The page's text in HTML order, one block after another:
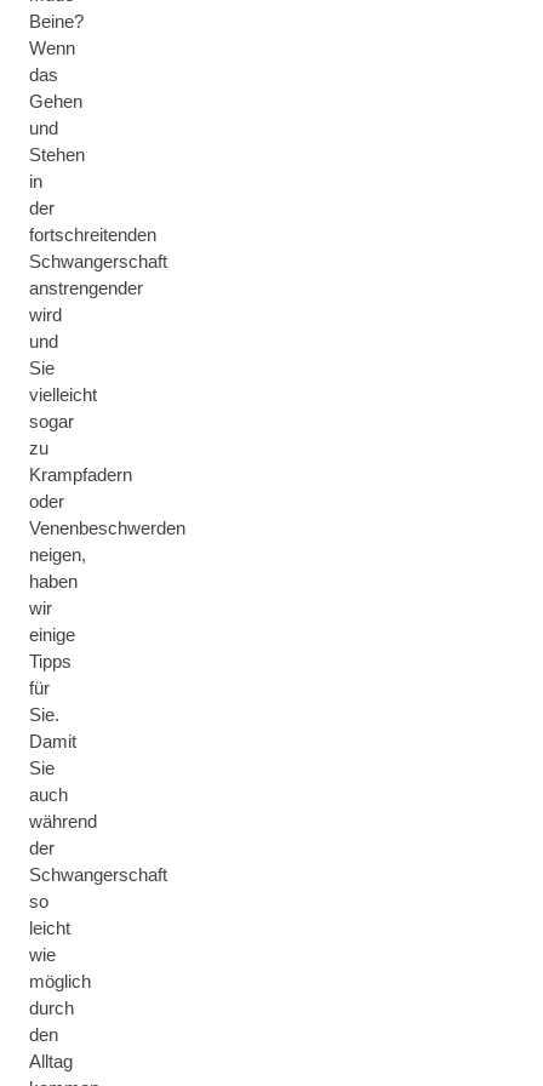
Beine?
Wenn
das
Gehen
und
Stehen
in
der
fortschreitenden
Schwangerschaft
anstrengender
wird
und
Sie
vielleicht
sogar
zu
Krampfadern
oder
Venenbeschwerden
neigen,
haben
wir
einige
Tipps
für
Sie.
Damit
Sie
auch
während
der
Schwangerschaft
so
leicht
wie
möglich
durch
den
Alltag